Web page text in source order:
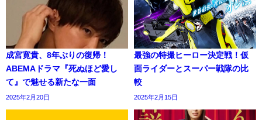
成宮寛貴、8年ぶりの復帰！
ABEMAドラマ『死ぬほど愛し
て』で魅せる新たな一面
2025年2月20日
最強の特撮ヒーロー決定戦！仮
面ライダーとスーパー戦隊の比
較
2025年2月15日